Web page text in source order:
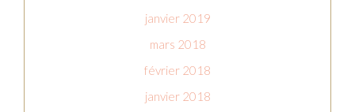
janvier 2019
mars 2018
février 2018
janvier 2018